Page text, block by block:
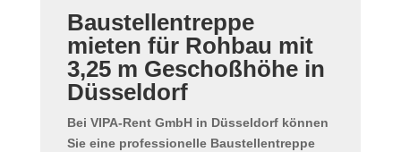
Baustellentreppe
mieten für Rohbau mit
3,25 m Geschoßhöhe in
Düsseldorf
Bei VIPA-Rent GmbHin Düsseldorf können
Sie eine professionelle Baustellentreppe